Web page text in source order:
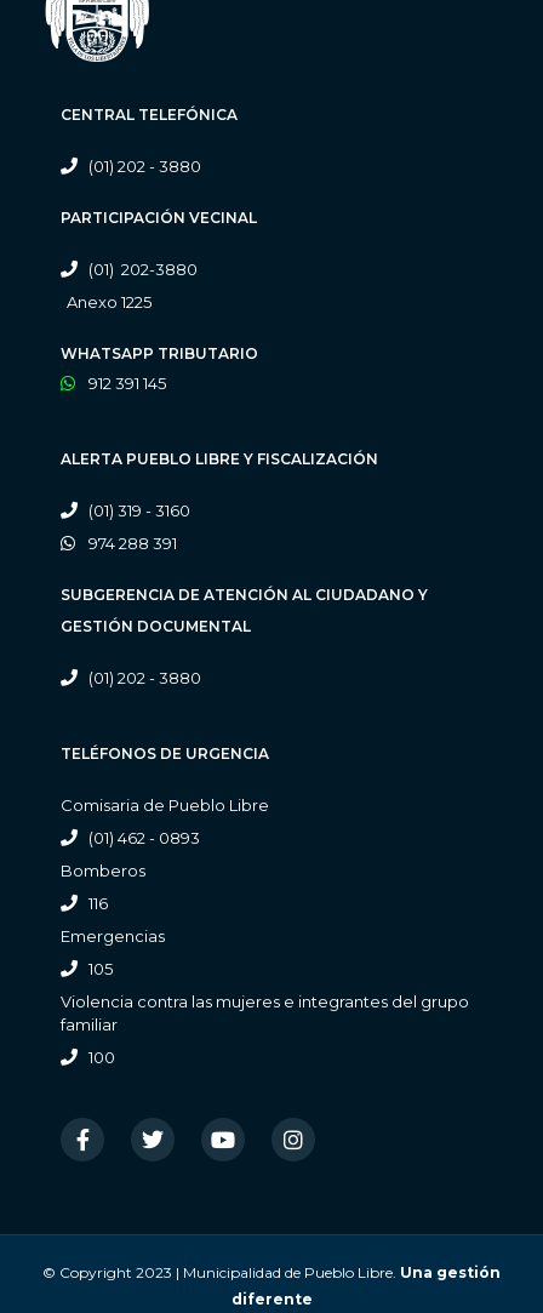
CENTRAL TELEFÓNICA
(01) 202 - 3880
PARTICIPACIÓN VECINAL
(01) 202-3880
Anexo 1225
WHATSAPP TRIBUTARIO
912 391 145
ALERTA PUEBLO LIBRE Y FISCALIZACIÓN
(01) 319 - 3160
974 288 391
SUBGERENCIA DE ATENCIÓN AL CIUDADANO Y
GESTIÓN DOCUMENTAL
(01) 202 - 3880
TELÉFONOS DE URGENCIA
Comisaria de Pueblo Libre
(01) 462 - 0893
Bomberos
116
Emergencias
105
Violencia contra las mujeres e integrantes del grupo
familiar
100
© Copyright 2023 | Municipalidad de Pueblo Libre. Una gestión
diferente